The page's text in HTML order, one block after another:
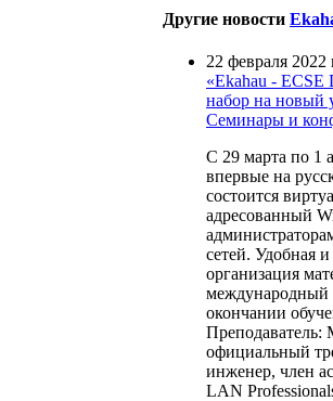
Другие новости
22 февраля 2022
«Ekahau - ECSE
набор на новый
Семинары и
С 29 марта по 1
впервые на
состоится
адресованный
сетей. Удобная
организация
международный
окончании
Преподаватель:
официальный
инженер, член
LAN